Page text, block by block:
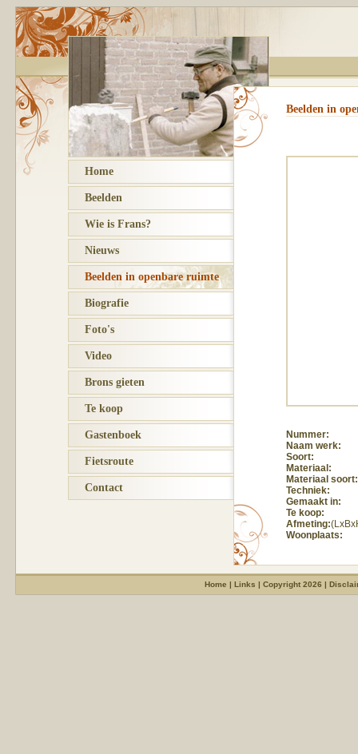
Home
Beelden
Wie is Frans?
Nieuws
Beelden in openbare ruimte
Biografie
Foto's
Video
Brons gieten
Te koop
Gastenboek
Fietsroute
Contact
Beelden in
Nummer:
Naam werk:
Soort:
Materiaal:
Materiaal soort:
Techniek:
Gemaakt in:
Te koop:
Afmeting:
Woonplaats:
Home | Links | Copyright 2026 |